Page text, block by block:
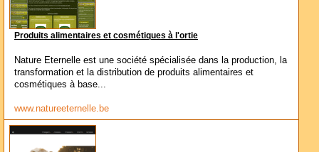
Produits alimentaires et cosmétiques à l'ortie
Nature Eternelle est une société spécialisée dans la production, la
transformation et la distribution de produits alimentaires et
cosmétiques à base...
www.natureeternelle.be